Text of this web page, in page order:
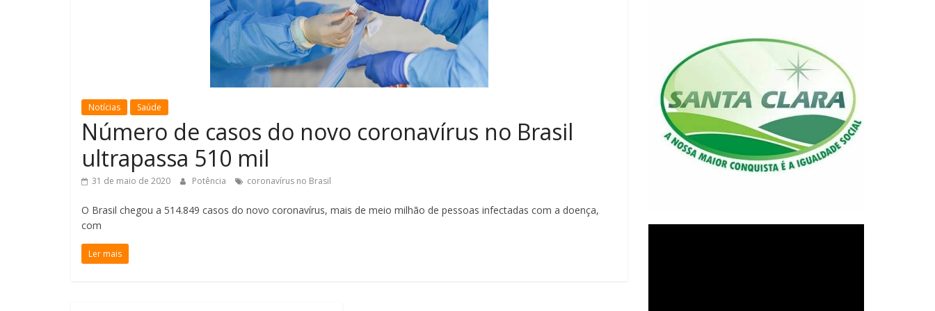
Notícias Saúde
Número de casos do novo coronavírus no Brasil
ultrapassa 510 mil
31 de maio de 2020 Potência coronavírus no Brasil
O Brasil chegou a 514.849 casos do novo coronavírus, mais de meio milhão de pessoas infectadas com a doença,
com
Ler mais